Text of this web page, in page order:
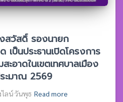
วัสดิ์ รองนายก
เป็นประธานเปิดโครงการ
อาดในเขตเทศบาลเมือง
ะมาณ 2569
ไลน์ วันพุธ Read more